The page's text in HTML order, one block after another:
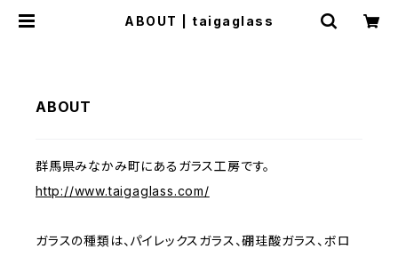
ABOUT | taigaglass
ABOUT
群馬県みなかみ町にあるガラス工房です。
http://www.taigaglass.com/
ガラスの種類は、パイレックスガラス、硼珪酸ガラス、ボロ